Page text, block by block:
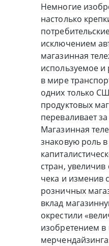
Немногие
настолько
исключением
магазинная
используемое
в мире
одних только
продуктовых
переваливает
Магазинная
знаковую роль
стран,
чека и изменив
розничных
вклад
окрестили
изобретением в